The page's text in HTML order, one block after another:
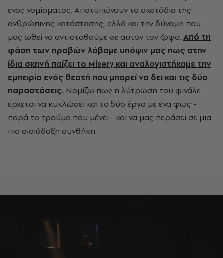
ενός νομίσματος. Αποτυπώνουν τα σκοτάδια της
ανθρώπινης κατάστασης, αλλά και την δύναμη που
μας ωθεί να αντισταθούμε σε αυτόν τον ζόφο. Από τη
φάση των προβών λάβαμε υπόψιν μας πως στην
ίδια σκηνή παίζει το Misery και αναλογιστήκαμε την
εμπειρία ενός θεατή που μπορεί να δει και τις δύο
παραστάσεις. Νομίζω πως η λύτρωση του φινάλε
έρχεται να κυκλώσει και τα δύο έργα με ένα φως -
παρά το τραύμα που μένει - και να μας περάσει σε μια
πιο αισιόδοξη συνθήκη.